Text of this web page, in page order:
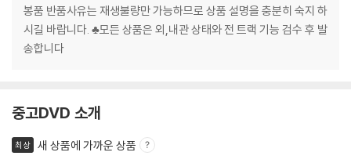
봉품 반품사유는 재생불량만 가능하므로 상품 설명을 충분히 숙지 하
시길 바랍니다. ♣모든 상품은 외,내관 상태와 전 트랙 기능 검수 후 발
송합니다
중고DVD 소개
최상
새 상품에 가까운 상품